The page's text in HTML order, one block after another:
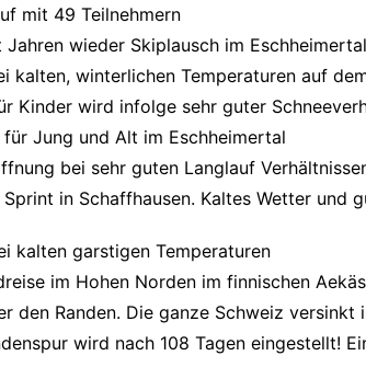
mit 49 Teilnehmern
Jahren wieder Skiplausch im
kalten, winterlichen Temperaturen auf
Kinder wird infolge sehr guter
für Jung und Alt im Eschheimertal
bei sehr guten Langlauf
in Schaffhausen. Kaltes Wetter und
kalten garstigen Temperaturen
im Hohen Norden im finnischen
den Randen. Die ganze Schweiz versinkt
wird nach 108 Tagen eingestellt!